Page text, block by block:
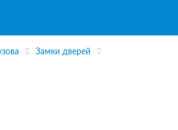
Замки дверей